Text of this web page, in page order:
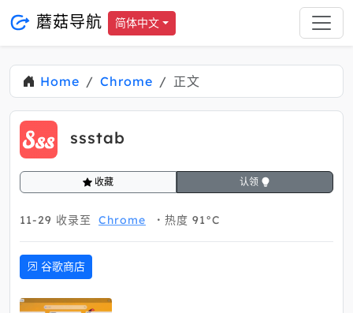
蘑菇导航 简体中文
Home Chrome 正文
ssstab
收藏 认领
11-29 收录至 Chrome 热度 91°C
谷歌商店